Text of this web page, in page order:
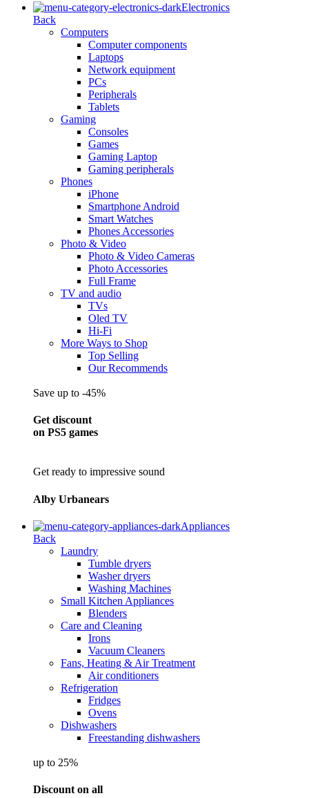
Electronics
Back
Computers
Computer components
Laptops
Network equipment
PCs
Peripherals
Tablets
Gaming
Consoles
Games
Gaming Laptop
Gaming peripherals
Phones
iPhone
Smartphone Android
Smart Watches
Phones Accessories
Photo & Video
Photo & Video Cameras
Photo Accessories
Full Frame
TV and audio
TVs
Oled TV
Hi-Fi
More Ways to Shop
Top Selling
Our Recommends
Save up to -45%
Get discount
on PS5 games
Get ready to impressive sound
Alby Urbanears
Appliances
Back
Laundry
Tumble dryers
Washer dryers
Washing Machines
Small Kitchen Appliances
Blenders
Care and Cleaning
Irons
Vacuum Cleaners
Fans, Heating & Air Treatment
Air conditioners
Refrigeration
Fridges
Ovens
Dishwashers
Freestanding dishwashers
up to 25%
Discount on all